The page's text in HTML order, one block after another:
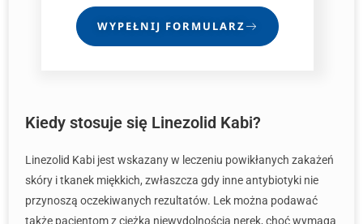
WYPEŁNIJ FORMULARZ
Kiedy stosuje się Linezolid Kabi?
Linezolid Kabi jest wskazany w leczeniu powikłanych zakażeń
skóry i tkanek miękkich, zwłaszcza gdy inne antybiotyki nie
przynoszą oczekiwanych rezultatów. Lek można podawać
także pacjentom z ciężką niewydolnością nerek, choć wymaga